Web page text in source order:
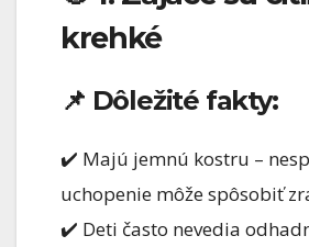
krehké
📌 Dôležité fakty:
✔️ Majú jemnú kostru –
uchopenie môže spôsobiť
✔️ Deti často nevedia